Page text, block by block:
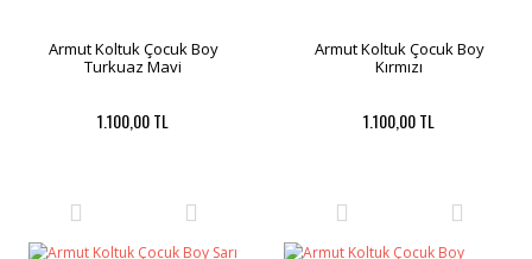
Armut Koltuk Çocuk Boy
Turkuaz Mavi
1.100,00 TL
Armut Koltuk Çocuk Boy
Kırmızı
1.100,00 TL